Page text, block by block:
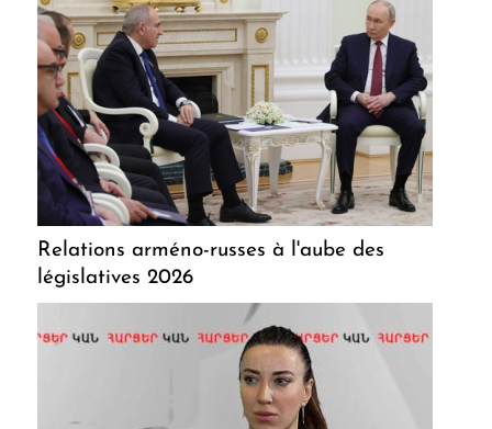
Relations arméno-russes à l'aube des
législatives 2026